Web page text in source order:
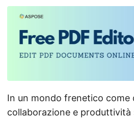
t
In un mondo frenetico come
collaborazione e